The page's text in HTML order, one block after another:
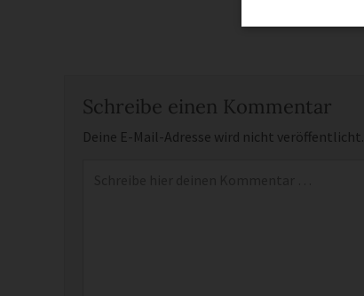
Schreibe einen Kommentar
Deine E-Mail-Adresse wird nicht veröffentlicht.